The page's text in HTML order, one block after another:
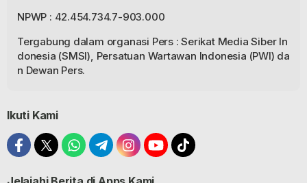
NPWP : 42.454.734.7-903.000
Tergabung dalam organasi Pers : Serikat Media Siber In
donesia (SMSI), Persatuan Wartawan Indonesia (PWI) da
n Dewan Pers.
Ikuti Kami